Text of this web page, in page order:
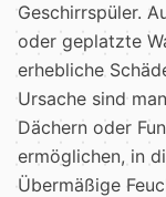
Geschirrspüler.
oder geplatzte
erhebliche
Ursache sind
Dächern oder
ermöglichen, in
Übermäßige